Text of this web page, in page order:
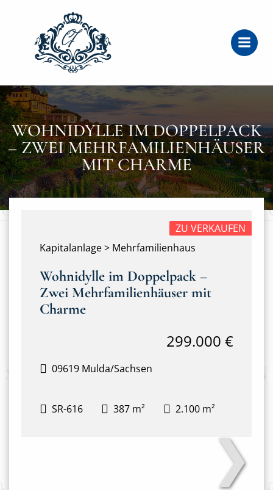
WOHNIDYLLE IM DOPPELPACK
– ZWEI MEHRFAMILIENHÄUSER
MIT CHARME
Kapitalanlage > Mehrfamilienhaus
ZU VERKAUFEN
Wohnidylle im Doppelpack –
Zwei Mehrfamilienhäuser mit
Charme
09619 Mulda/Sachsen
299.000 €
SR-616 387 m² 2.100 m²
❯